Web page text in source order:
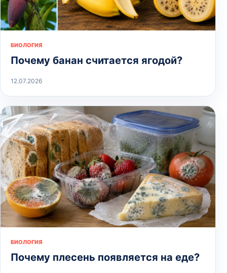
БИОЛОГИЯ
Почему банан считается ягодой?
12.07.2026
БИОЛОГИЯ
Почему плесень появляется на еде?